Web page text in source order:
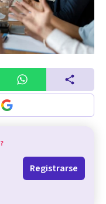
?
Registrarse